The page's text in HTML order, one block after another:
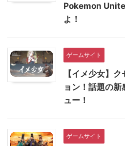
Pokemon
よ！
ゲームサイト
【イメ少女】
ョン！話題の
ュー！
ゲームサイト